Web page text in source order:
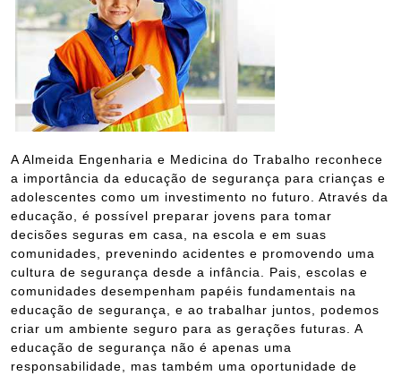
A Almeida Engenharia e Medicina do Trabalho reconhece
a importância da educação de segurança para crianças e
adolescentes como um investimento no futuro. Através da
educação, é possível preparar jovens para tomar
decisões seguras em casa, na escola e em suas
comunidades, prevenindo acidentes e promovendo uma
cultura de segurança desde a infância. Pais, escolas e
comunidades desempenham papéis fundamentais na
educação de segurança, e ao trabalhar juntos, podemos
criar um ambiente seguro para as gerações futuras. A
educação de segurança não é apenas uma
responsabilidade, mas também uma oportunidade de